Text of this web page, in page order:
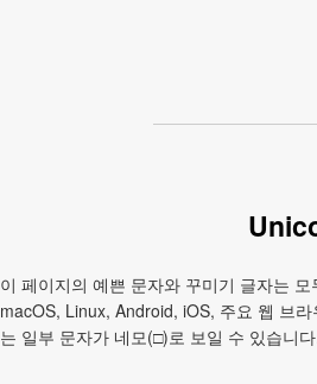
이 페이지의 예쁜 문자와 꾸미기 글자는
macOS, Linux, Android, iOS, 주요 웹 브
는 일부 문자가 네모(□)로 보일 수 있습니